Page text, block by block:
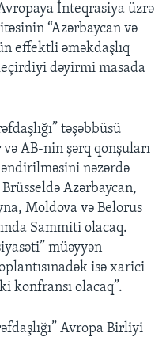
İnteqrasiya üzrə
“Azərbaycan və
effektli əməkdaşlıq
dəyirmi masada
təşəbbüsü
AB-nin şərq qonşuları
nəzərdə
Azərbaycan,
Moldova və Belorus
Sammiti olacaq.
müəyyən
isə xarici
konfransı olacaq”.
Avropa Birliyi